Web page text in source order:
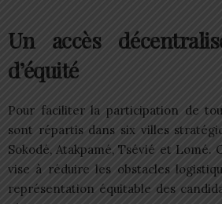
Un accès
d’équité
Pour faciliter la participation de
sont répartis dans six villes
Sokodé, Atakpamé, Tsévié et Lomé.
vise à réduire les obstacles
représentation équitable des